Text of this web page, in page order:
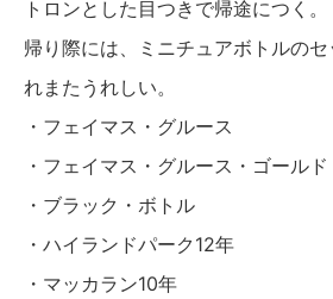
トロンとした目つきで帰途につく。
帰り際には、ミニチュアボトルの
れまたうれしい。
・フェイマス・グルース
・フェイマス・グルース・ゴール
・ブラック・ボトル
・ハイランドパーク12年
・マッカラン10年